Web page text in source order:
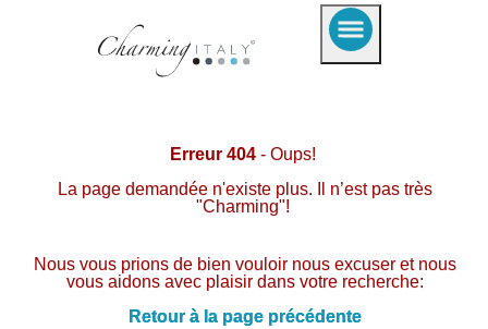
Erreur 404 - Oups!
La page demandée n'existe plus. Il n’est pas très
"Charming"!
Nous vous prions de bien vouloir nous excuser et nous
vous aidons avec plaisir dans votre recherche:
Retour à la page précédente